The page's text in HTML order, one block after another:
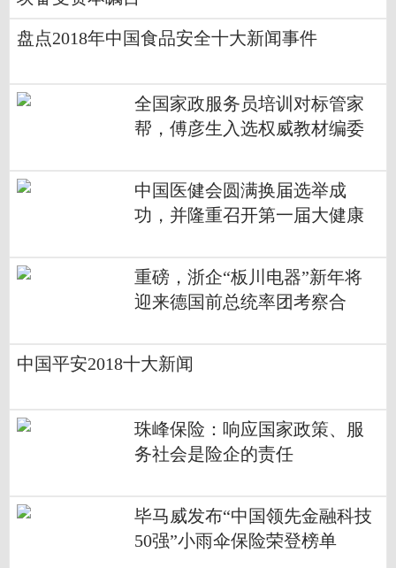
盘点2018年中国食品安全十大新闻事件
全国家政服务员培训对标管家
帮，傅彦生入选权威教材编委
中国医健会圆满换届选举成
功，并隆重召开第一届大健康
重磅，浙企“板川电器”新年将
迎来德国前总统率团考察合
中国平安2018十大新闻
珠峰保险：响应国家政策、服
务社会是险企的责任
毕马威发布“中国领先金融科技
50强”小雨伞保险荣登榜单